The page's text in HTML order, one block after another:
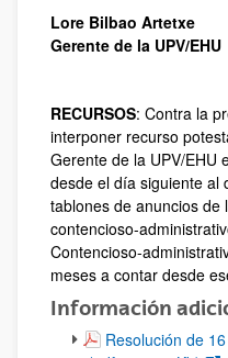
Lore Bilbao Artetxe
Gerente de la UPV/EHU
RECURSOS: Contra la
interponer recurso
Gerente de la UPV/EHU
desde el día siguiente al
tablones de anuncios de
contencioso-
Contencioso-
meses a contar desde
Información
(Abre una nueva
Resolución de